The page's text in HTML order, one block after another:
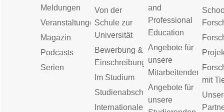
Meldungen
Veranstaltungen
Magazin
Podcasts
Serien
Von der
Schule zur
Universität
Bewerbung &
Einschreibung
Im Studium
Studienabschluss
Internationale
and
Professional
Education
Angebote für
unsere
Mitarbeitenden
Angebote für
unsere
mit